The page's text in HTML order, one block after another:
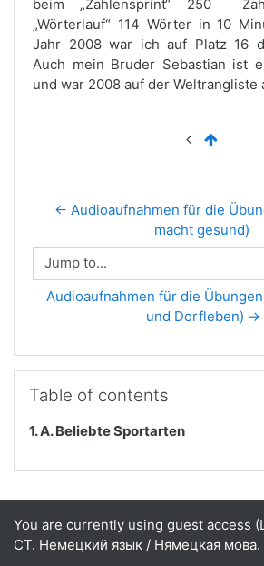
beim „Zahlensprint“ 250
„Wörterlauf“ 114 Wörter in 10
Jahr 2008 war ich auf Platz 16
Auch mein Bruder Sebastian ist
und war 2008 auf der Weltrangliste
← Audioaufnahmen für die
macht gesund)
Jump to...
Audioaufnahmen für die
und Dorfleben) →
Table of contents
1. A. Beliebte Sportarten
You are currently using guest access (
СТ. Немецкий язык / Нямецкая мова.